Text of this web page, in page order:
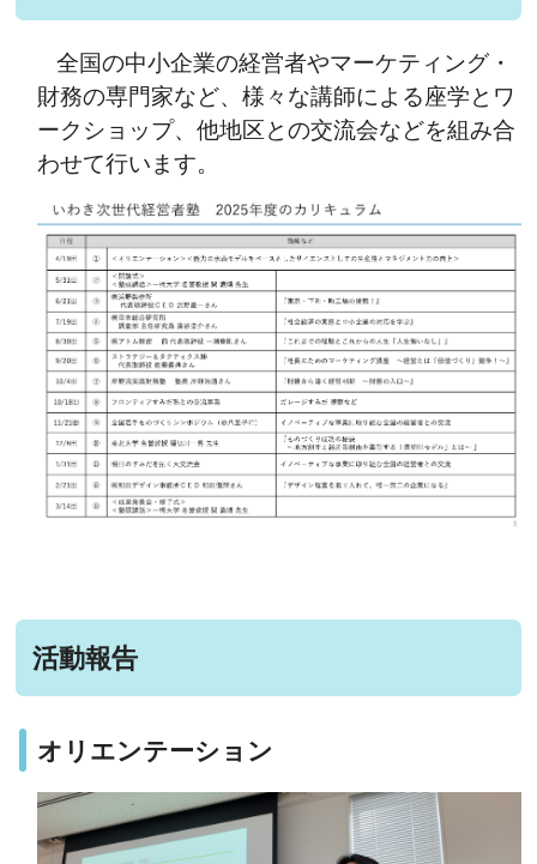
全国の中小企業の経営者やマーケティング・
財務の専門家など、様々な講師による座学とワ
ークショップ、他地区との交流会などを組み合
わせて行います。
活動報告
オリエンテーション